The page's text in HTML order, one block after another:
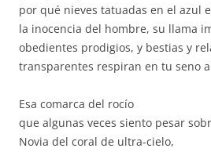
por qué nieves tatuadas en el azul
la inocencia del hombre, su llama
obedientes prodigios, y bestias y
transparentes respiran en tu seno
Esa comarca del rocío
que algunas veces siento pesar
Novia del coral de ultra-cielo,